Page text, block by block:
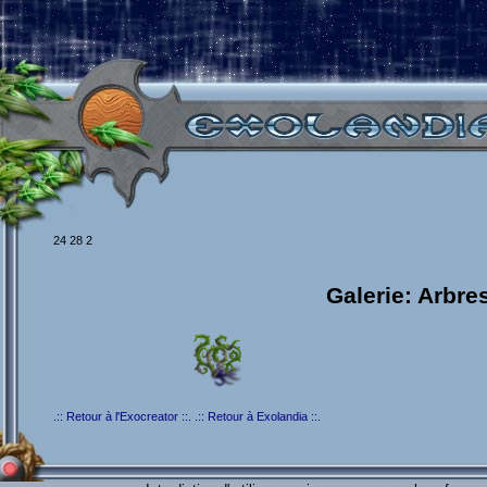
24 28 2
Galerie:
.:: Retour à l'Exocreator ::. .:: Retour à Exolandia ::.